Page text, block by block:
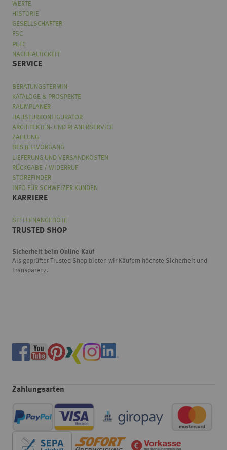
WERTE
HISTORIE
GESELLSCHAFTER
FSC
PEFC
NACHHALTIGKEIT
SERVICE
BERATUNGSTERMIN
KATALOGE & PROSPEKTE
RAUMPLANER
HAUSTÜRKONFIGURATOR
ARCHITEKTEN- UND PLANERSERVICE
ZAHLUNG
BESTELLVORGANG
LIEFERUNG UND VERSANDKOSTEN
RÜCKGABE / WIDERRUF
STOREFINDER
INFO FÜR SCHWEIZER KUNDEN
KARRIERE
STELLENANGEBOTE
TRUSTED SHOP
Sicherheit beim Online-Kauf
Als geprüfter Trusted Shop bieten wir Käufern höchste Sicherheit und
Transparenz.
Zahlungsarten